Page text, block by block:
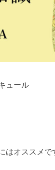
ュール
はオススメで